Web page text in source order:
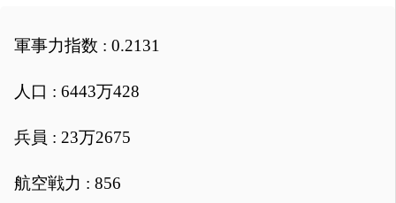
軍事力指数 : 0.2131
人口 : 6443万428
兵員 : 23万2675
航空戦力 : 856